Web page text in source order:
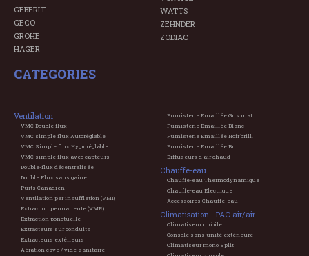
GEBERIT
GECO
GROHE
HAGER
WATTS
ZEHNDER
ZODIAC
CATEGORIES
Ventilation
VMC Double flux
VMC simple flux Autoréglable
VMC Simple flux Hygroréglable
VMC simple flux avec capteurs
Double-flux décentralisée
Double Flux sans gaine
Puits Canadien
Ventilation par insufflation (VMI)
Extraction permanente (VMR)
Extraction ponctuelle
Extracteurs sur conduits
Extracteurs extérieurs
Aération cave / vide-sanitaire
Fumisterie Emaillée Gris mat
Fumisterie Emaillée Blanc
Fumisterie Emaillée Noir brill.
Fumisterie Emaillée Brun
Diffuseurs d'air chaud
Chauffe-eau
Chauffe-eau Thermodynamique
Chauffe-eau Electrique
Accessoires Chauffe-eau
Climatisation - PAC air/air
Climatiseur mobile
Console sans unité extérieure
Climatiseur mono Split